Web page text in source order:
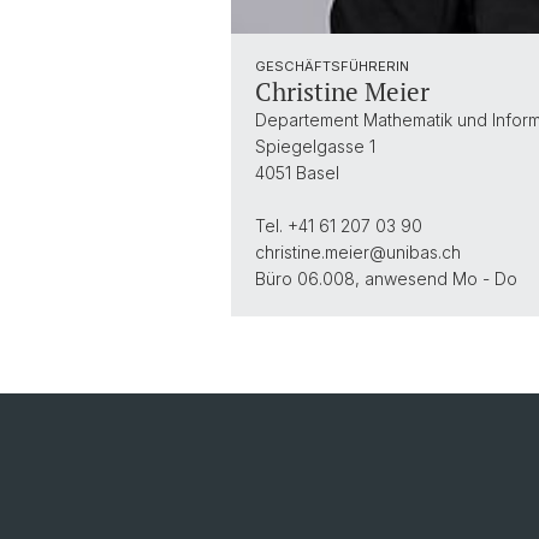
GESCHÄFTSFÜHRERIN
Christine Meier
Departement Mathematik und
Spiegelgasse 1
4051 Basel
Tel. +41 61 207 03 90
christine.meier@unibas.ch
Büro 06.008, anwesend Mo - Do